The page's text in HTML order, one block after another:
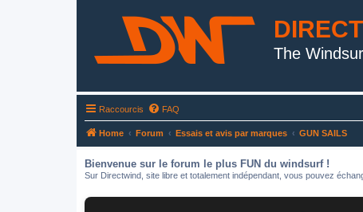
The
Raccourcis FAQ
Home Forum Essais et avis par marques GUN SAILS
Bienvenue sur le forum le plus FUN du windsurf !
Sur Directwind, site libre et totalement indépendant, vous pouvez